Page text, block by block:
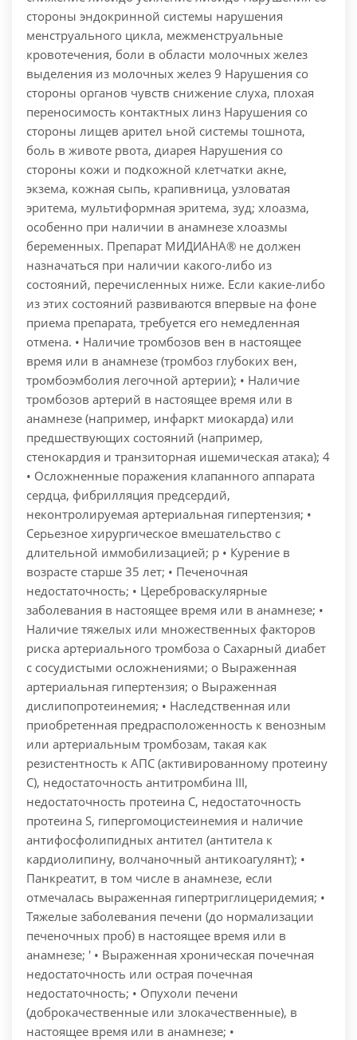
стороны эндокринной системы нарушения
менструального цикла, межменструальные
кровотечения, боли в области молочных желез
выделения из молочных желез 9 Нарушения со
стороны органов чувств снижение слуха, плохая
переносимость контактных линз Нарушения со
стороны лищев арител ьной системы тошнота,
боль в животе рвота, диарея Нарушения со
стороны кожи и подкожной клетчатки акне,
экзема, кожная сыпь, крапивница, узловатая
эритема, мультиформная эритема, зуд; хлоазма,
особенно при наличии в анамнезе хлоазмы
беременных. Препарат МИДИАНА® не должен
назначаться при наличии какого-либо из
состояний, перечисленных ниже. Если какие-либо
из этих состояний развиваются впервые на фоне
приема препарата, требуется его немедленная
отмена. • Наличие тромбозов вен в настоящее
время или в анамнезе (тромбоз глубоких вен,
тромбоэмболия легочной артерии); • Наличие
тромбозов артерий в настоящее время или в
анамнезе (например, инфаркт миокарда) или
предшествующих состояний (например,
стенокардия и транзиторная ишемическая атака); 4
• Осложненные поражения клапанного аппарата
сердца, фибрилляция предсердий,
неконтролируемая артериальная гипертензия; •
Серьезное хирургическое вмешательство с
длительной иммобилизацией; р • Курение в
возрасте старше 35 лет; • Печеночная
недостаточность; • Цереброваскулярные
заболевания в настоящее время или в анамнезе; •
Наличие тяжелых или множественных факторов
риска артериального тромбоза о Сахарный диабет
с сосудистыми осложнениями; о Выраженная
артериальная гипертензия; о Выраженная
дислипопротеинемия; • Наследственная или
приобретенная предрасположенность к венозным
или артериальным тромбозам, такая как
резистентность к АПС (активированному протеину
С), недостаточность антитромбина III,
недостаточность протеина С, недостаточность
протеина S, гипергомоцистеинемия и наличие
антифосфолипидных антител (антитела к
кардиолипину, волчаночный антикоагулянт); •
Панкреатит, в том числе в анамнезе, если
отмечалась выраженная гипертриглицеридемия; •
Тяжелые заболевания печени (до нормализации
печеночных проб) в настоящее время или в
анамнезе; ' • Выраженная хроническая почечная
недостаточность или острая почечная
недостаточность; • Опухоли печени
(доброкачественные или злокачественные), в
настоящее время или в анамнезе; •